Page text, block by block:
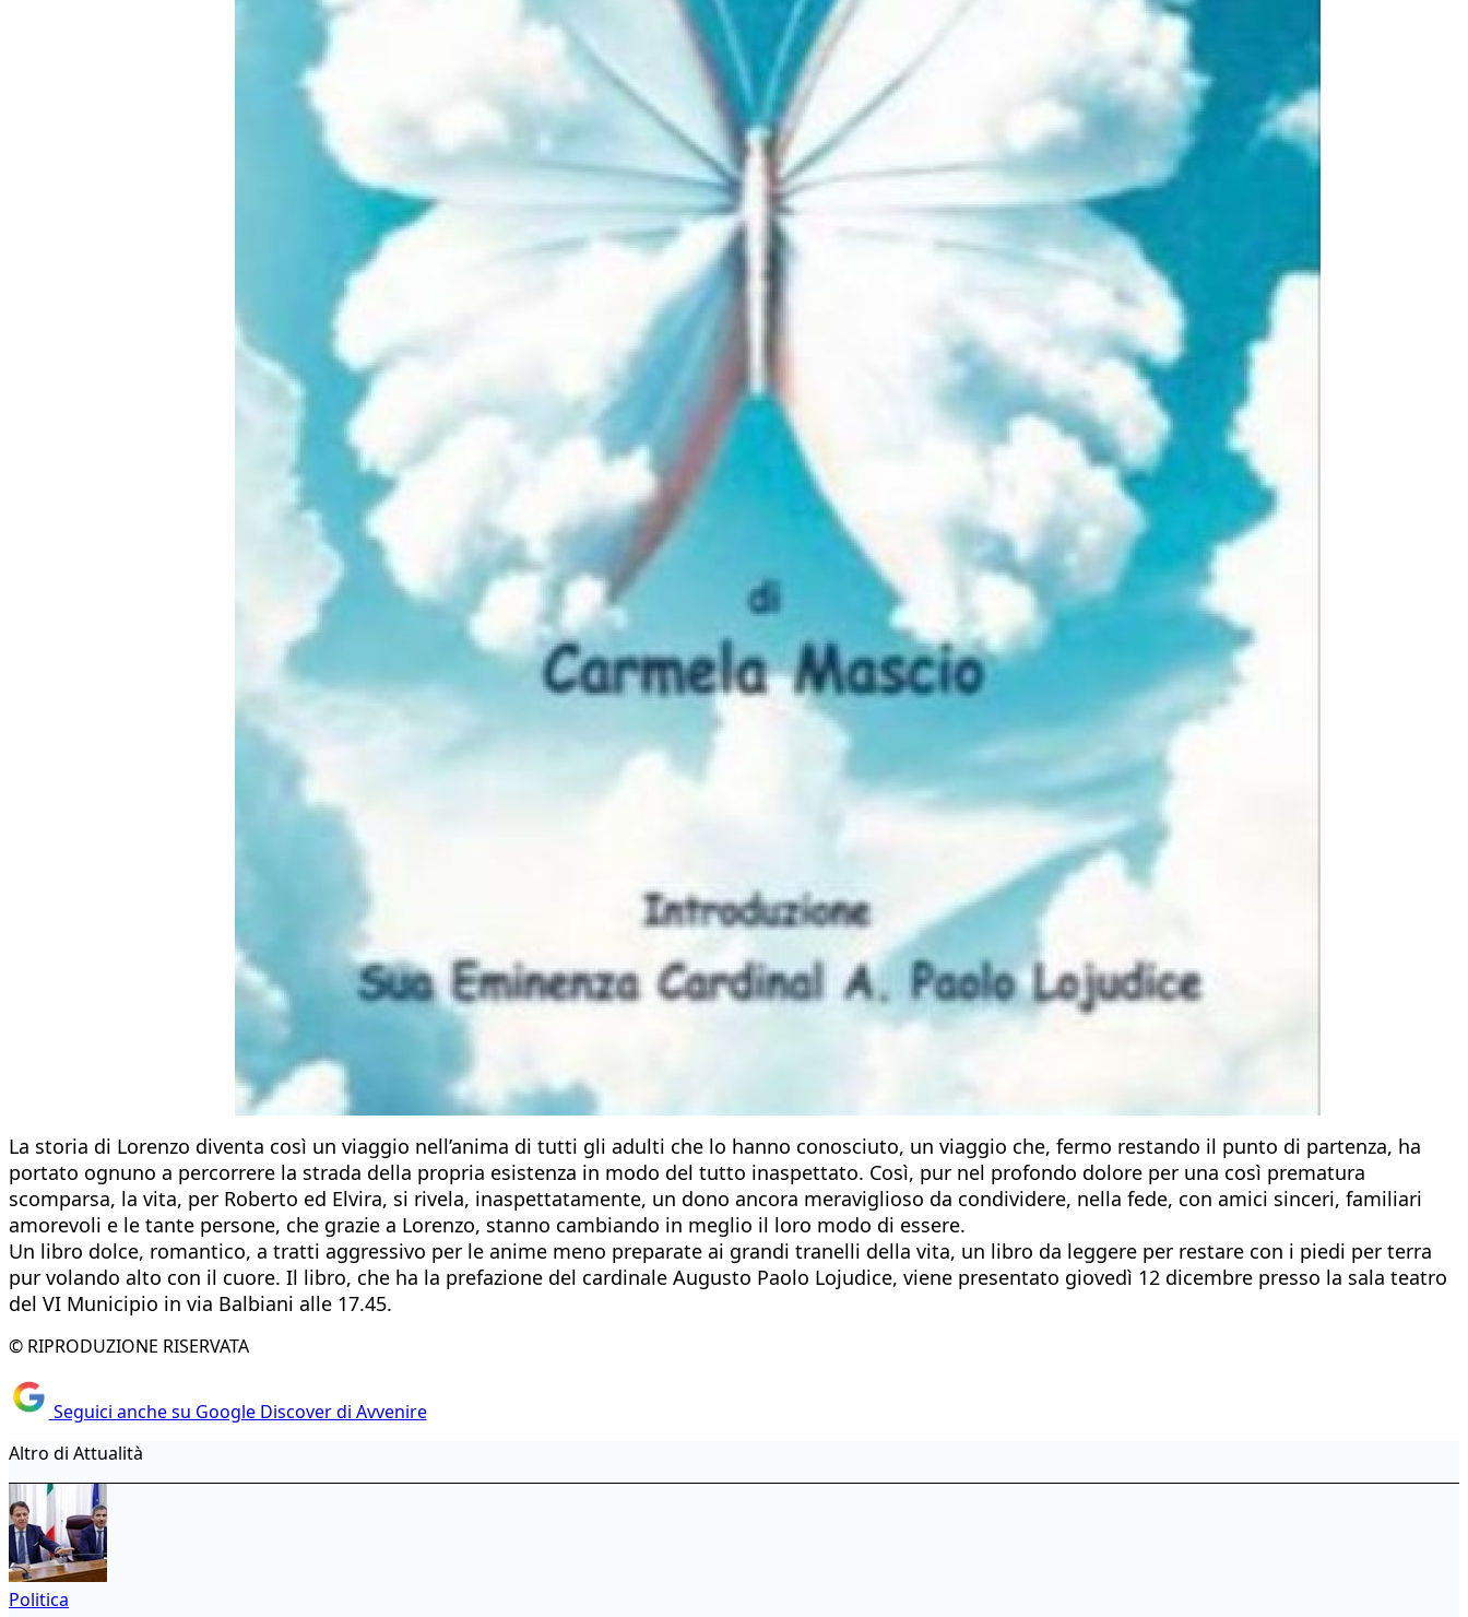
La storia di Lorenzo diventa così un viaggio nell’anima di tutti gli adulti che lo hanno conosciuto, un viaggio che, fermo restando il punto di partenza, ha
portato ognuno a percorrere la strada della propria esistenza in modo del tutto inaspettato. Così, pur nel profondo dolore per una così prematura
scomparsa, la vita, per Roberto ed Elvira, si rivela, inaspettatamente, un dono ancora meraviglioso da condividere, nella fede, con amici sinceri, familiari
amorevoli e le tante persone, che grazie a Lorenzo, stanno cambiando in meglio il loro modo di essere.
Un libro dolce, romantico, a tratti aggressivo per le anime meno preparate ai grandi tranelli della vita, un libro da leggere per restare con i piedi per terra
pur volando alto con il cuore. Il libro, che ha la prefazione del cardinale Augusto Paolo Lojudice, viene presentato giovedì 12 dicembre presso la sala teatro
del VI Municipio in via Balbiani alle 17.45.
© RIPRODUZIONE RISERVATA
Seguici anche su Google Discover di Avvenire
Altro di Attualità
Politica